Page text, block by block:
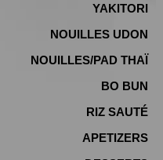
YAKITORI
NOUILLES UDON
NOUILLES/PAD THAÏ
BO BUN
RIZ SAUTÉ
APETIZERS